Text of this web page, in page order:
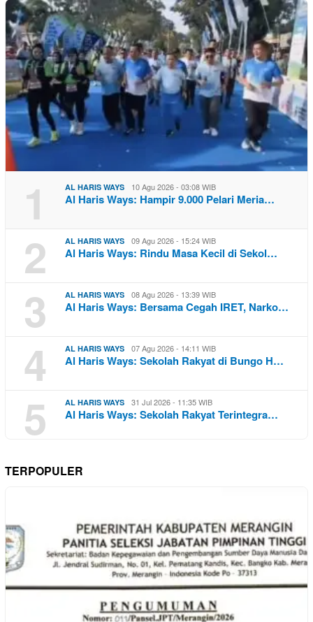
1 AL HARIS WAYS 10 Agu 2026 - 03:08 WIB
Al Haris Ways: Hampir 9.000 Pelari Meria…
2 AL HARIS WAYS 09 Agu 2026 - 15:24 WIB
Al Haris Ways: Rindu Masa Kecil di Sekol…
3 AL HARIS WAYS 08 Agu 2026 - 13:39 WIB
Al Haris Ways: Bersama Cegah IRET, Narko…
4 AL HARIS WAYS 07 Agu 2026 - 14:11 WIB
Al Haris Ways: Sekolah Rakyat di Bungo H…
5 AL HARIS WAYS 31 Jul 2026 - 11:35 WIB
Al Haris Ways: Sekolah Rakyat Terintegra…
TERPOPULER